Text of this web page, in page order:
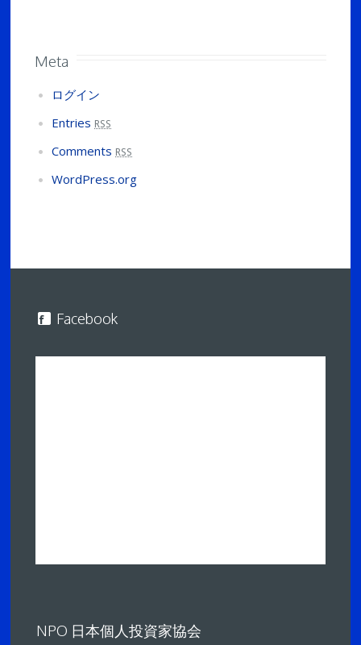
Meta
ログイン
Entries RSS
Comments RSS
WordPress.org
Facebook
NPO 日本個人投資家協会